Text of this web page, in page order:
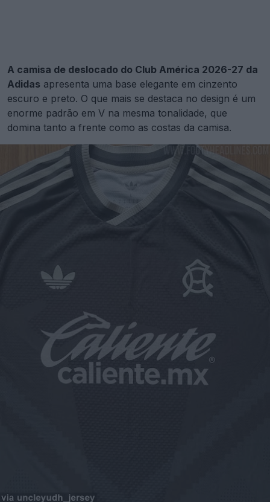
A camisa de deslocado do Club América 2026-27 da
Adidas apresenta uma base elegante em cinzento
escuro e preto. O que mais se destaca no design é um
enorme padrão em V na mesma tonalidade, que
domina tanto a frente como as costas da camisa.